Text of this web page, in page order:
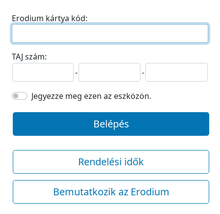
Erodium kártya kód:
TAJ szám:
-
-
Jegyezze meg ezen az eszközön.
Belépés
Rendelési idők
Bemutatkozik az Erodium